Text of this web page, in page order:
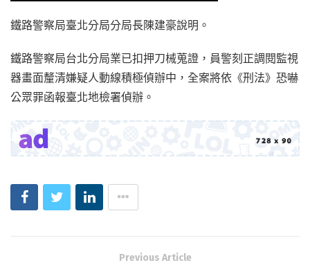
鐵路警察局臺北分局分局長陳建豪說明。
鐵路警察局台北分局業已扣押刀械蒐證，員警刻正調閱監視
器畫面釐清嫌疑人動線積極偵辦中，全案將依《刑法》恐嚇
公眾罪函報臺北地檢署偵辦。
Previous Article